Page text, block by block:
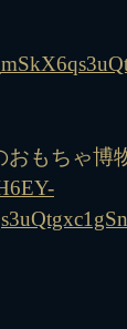
もちゃ博